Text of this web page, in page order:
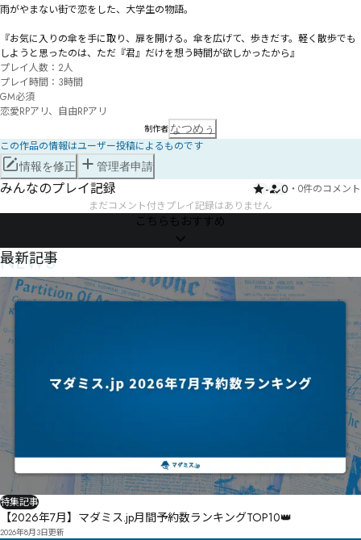
雨がやまない街で恋をした、大学生の物語。
『お気に入りの傘を手に取り、扉を開ける。傘を広げて、歩きだす。軽く散歩でも
しようと思ったのは、ただ『君』だけを想う時間が欲しかったから』
プレイ人数：2人
プレイ時間：3時間
GM必須
恋愛RPアリ、自由RPアリ
制作者 なつめぅ
この作品の情報はユーザー投稿によるものです
情報を修正 管理者申請
みんなのプレイ記録 - 0 ・ 0件のコメント
まだコメント付きプレイ記録はありません
こちらもおすすめ
NEWS
最新記事
特集記事
【2026年7月】マダミス.jp月間予約数ランキングTOP10👑
2026年8月3日更新